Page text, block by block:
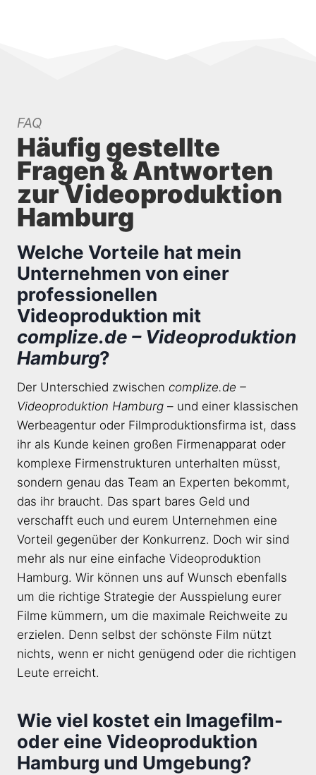
FAQ
Häufig gestellte
Fragen & Antworten
zur Videoproduktion
Hamburg
Welche Vorteile hat mein
Unternehmen von einer
professionellen
Videoproduktion mit
complize.de – Videoproduktion
Hamburg?
Der Unterschied zwischen complize.de –
Videoproduktion Hamburg – und einer klassischen
Werbeagentur oder Filmproduktionsfirma ist, dass
ihr als Kunde keinen großen Firmenapparat oder
komplexe Firmenstrukturen unterhalten müsst,
sondern genau das Team an Experten bekommt,
das ihr braucht. Das spart bares Geld und
verschafft euch und eurem Unternehmen eine
Vorteil gegenüber der Konkurrenz. Doch wir sind
mehr als nur eine einfache Videoproduktion
Hamburg. Wir können uns auf Wunsch ebenfalls
um die richtige Strategie der Ausspielung eurer
Filme kümmern, um die maximale Reichweite zu
erzielen. Denn selbst der schönste Film nützt
nichts, wenn er nicht genügend oder die richtigen
Leute erreicht.
Wie viel kostet ein Imagefilm-
oder eine Videoproduktion
Hamburg und Umgebung?